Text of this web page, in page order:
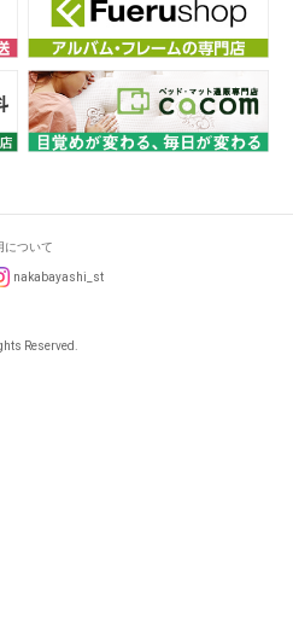
について
nakabayashi_st
Reserved.